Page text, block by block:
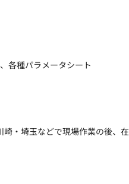
各種パラメータシート
・埼玉などで現場作業の後、在